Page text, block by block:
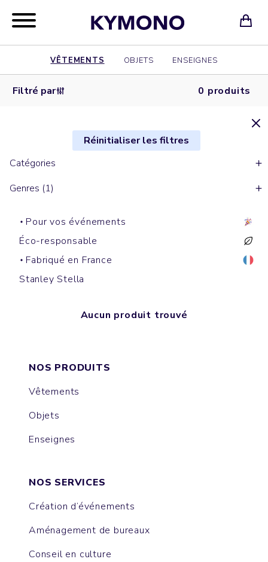
VÊTEMENTS OBJETS ENSEIGNES
Filtré par 0 produits
Réinitialiser les filtres
Catégories
Genres (1)
Pour vos événements
Éco-responsable
Fabriqué en France
Stanley Stella
Aucun produit trouvé
NOS PRODUITS
Vêtements
Objets
Enseignes
NOS SERVICES
Création d’événements
Aménagement de bureaux
Conseil en culture